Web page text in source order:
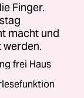
Finger.
macht und
frei Haus